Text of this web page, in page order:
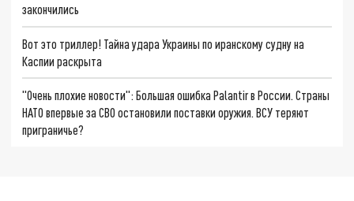
закончились
Вот это триллер! Тайна удара Украины по иранскому судну на
Каспии раскрыта
"Очень плохие новости": Большая ошибка Palantir в России. Страны
НАТО впервые за СВО остановили поставки оружия. ВСУ теряют
приграничье?